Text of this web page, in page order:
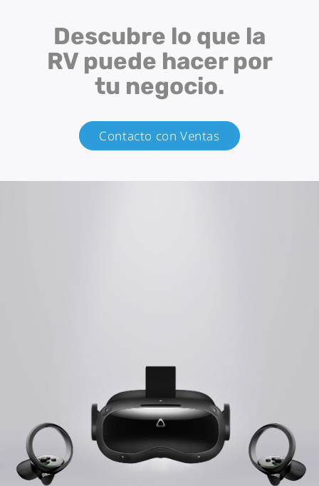
Descubre lo que la
RV puede hacer por
tu negocio.
Contacto con Ventas